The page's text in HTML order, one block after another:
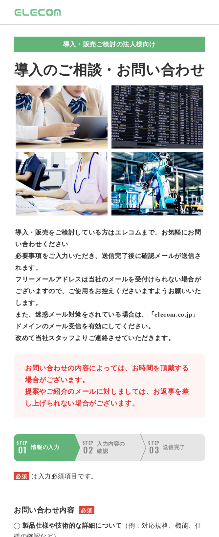
導入・販売ご検討の法人様向け
導入のご相談・お問い合わせ
導入・販売をご検討している方はエレコムまで、お気軽にお問
い合わせください
必要事項をご入力いただき、送信完了後に確認メールが送信さ
れます。
フリーメールアドレスは当社のメールを受付けられない場合が
ございますので、ご使用をお控えくださいますようお願いいた
します。
また、迷惑メール対策をされている場合は、「elecom.co.jp」
ドメインのメール受信を有効にしてください。
改めて当社スタッフよりご連絡させていただきます。
お問い合わせの内容によっては、お時間を頂戴する
場合がございます。
提案やご紹介のメールに対しましては、お返事を差
し上げられない場合がございます。
STEP
01 情報の入力
STEP
02
入力内容の
確認
STEP
03 送信完了
必須 は入力必須項目です。
お問い合わせ内容 必須
製品仕様や技術的な詳細について （例：対応規格、機能、仕